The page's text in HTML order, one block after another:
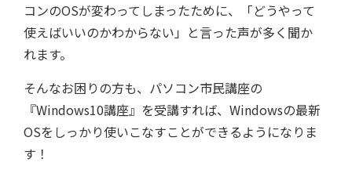
コンのOSが変わってしまったために、「どうやって
使えばいいのかわからない」と言った声が多く聞か
れます。
そんなお困りの方も、パソコン市民講座の
『Windows10講座』を受講すれば、Windowsの最新
OSをしっかり使いこなすことができるようになりま
す！